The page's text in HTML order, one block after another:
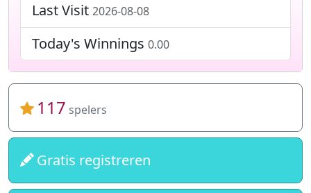
Last Visit 2026-08-08
Today's Winnings 0.00
117 spelers
Gratis registreren